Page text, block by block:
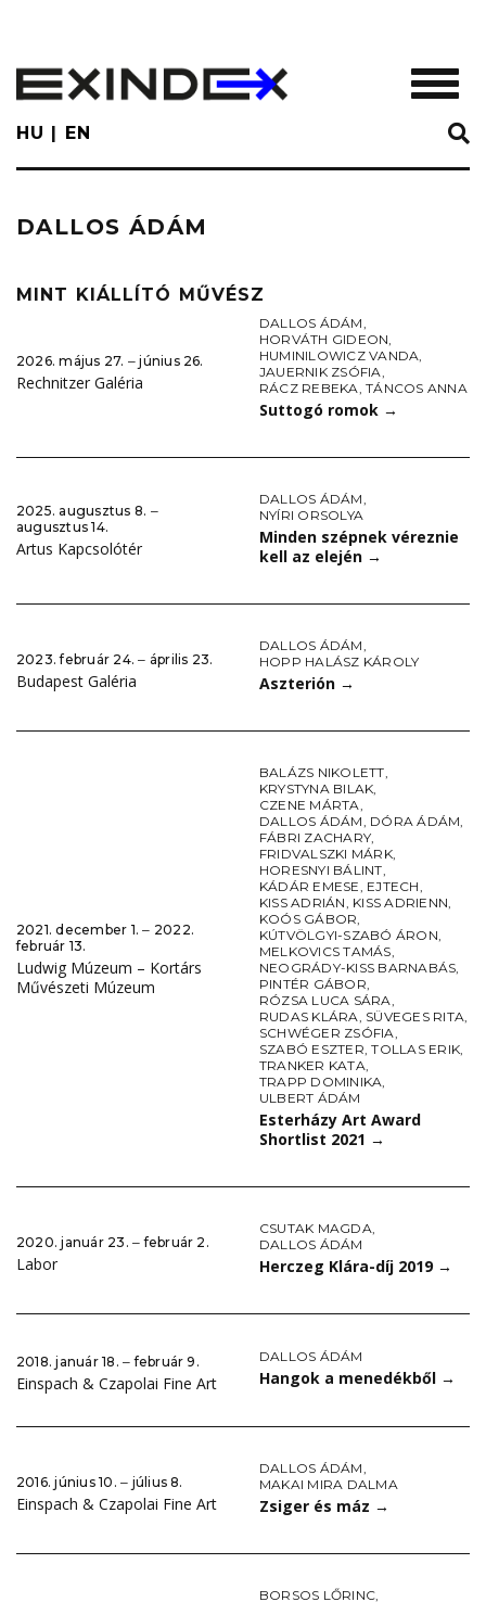
main
content
HU EN
DALLOS ÁDÁM
MINT KIÁLLÍTÓ MŰVÉSZ
2026. május 27. ‒ június 26.
Rechnitzer Galéria
DALLOS ÁDÁM,
HORVÁTH GIDEON,
HUMINILOWICZ VANDA,
JAUERNIK ZSÓFIA,
RÁCZ REBEKA,TÁNCOS ANNA
Suttogó romok →
2025. augusztus 8. ‒
augusztus 14.
Artus Kapcsolótér
DALLOS ÁDÁM,
NYÍRI ORSOLYA
Minden szépnek véreznie
kell az elején →
2023. február 24. ‒ április 23.
Budapest Galéria
DALLOS ÁDÁM,
HOPP HALÁSZ KÁROLY
Aszterión →
2021. december 1. ‒ 2022.
február 13.
Ludwig Múzeum – Kortárs
Művészeti Múzeum
BALÁZS NIKOLETT,
KRYSTYNA BILAK,
CZENE MÁRTA,
DALLOS ÁDÁM, DÓRA ÁDÁM,
FÁBRI ZACHARY,
FRIDVALSZKI MÁRK,
HORESNYI BÁLINT,
KÁDÁR EMESE, EJTECH,
KISS ADRIÁN, KISS ADRIENN,
KOÓS GÁBOR,
KÚTVÖLGYI-SZABÓ ÁRON,
MELKOVICS TAMÁS,
NEOGRÁDY-KISS BARNABÁS,
PINTÉR GÁBOR,
RÓZSA LUCA SÁRA,
RUDAS KLÁRA, SÜVEGES RITA,
SCHWÉGER ZSÓFIA,
SZABÓ ESZTER,TOLLAS ERIK,
TRANKER KATA,
TRAPP DOMINIKA,
ULBERT ÁDÁM
Esterházy Art Award
Shortlist 2021 →
2020. január 23. ‒ február 2.
Labor
CSUTAK MAGDA,
DALLOS ÁDÁM
Herczeg Klára-díj 2019 →
2018. január 18. ‒ február 9.
Einspach & Czapolai Fine Art
DALLOS ÁDÁM
Hangok a menedékből →
2016. június 10. ‒ július 8.
Einspach & Czapolai Fine Art
DALLOS ÁDÁM,
MAKAI MIRA DALMA
Zsiger és máz →
BORSOS LŐRINC,